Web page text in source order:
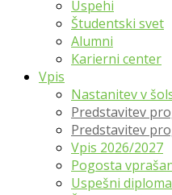
Uspehi
Študentski svet
Alumni
Karierni center
Vpis
Nastanitev v
Predstavitev
Predstavitev
Vpis 2026/2027
Pogosta
Uspešni